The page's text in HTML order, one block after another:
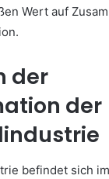
Wert auf
der
der
befindet sich